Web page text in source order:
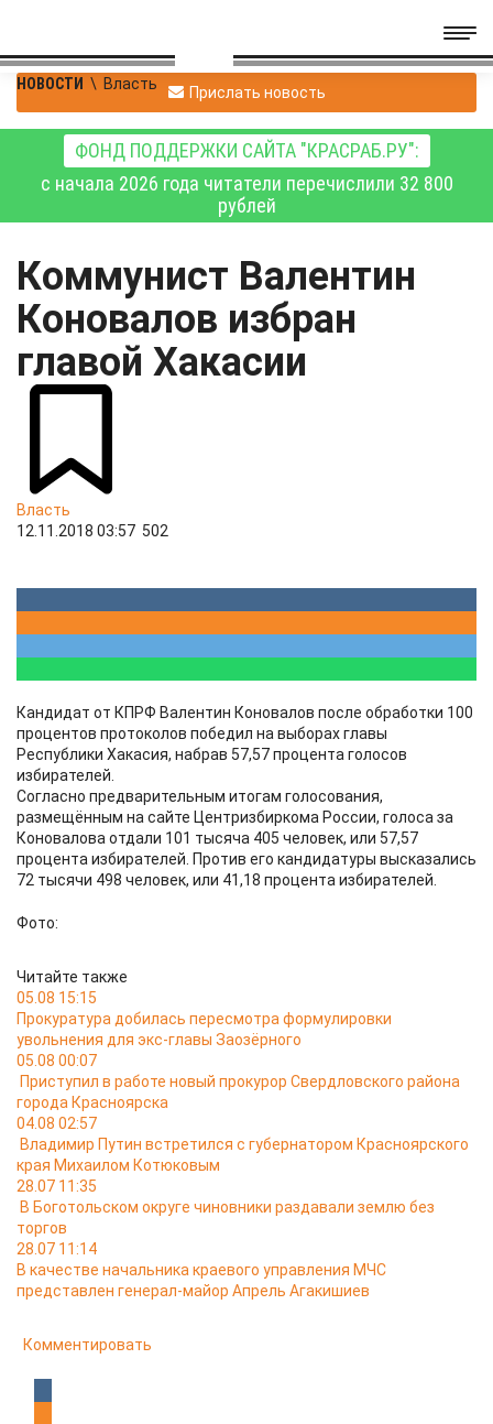
НОВОСТИ \ Власть Прислать новость
ФОНД ПОДДЕРЖКИ САЙТА "КРАСРАБ.РУ":
с начала 2026 года читатели перечислили 32 800
рублей
Коммунист Валентин
Коновалов избран
главой Хакасии
Власть
12.11.2018 03:57 502
Кандидат от КПРФ Валентин Коновалов после обработки 100
процентов протоколов победил на выборах главы
Республики Хакасия, набрав 57,57 процента голосов
избирателей.
Согласно предварительным итогам голосования,
размещённым на сайте Центризбиркома России, голоса за
Коновалова отдали 101 тысяча 405 человек, или 57,57
процента избирателей. Против его кандидатуры высказались
72 тысячи 498 человек, или 41,18 процента избирателей.
Фото:
Читайте также
05.08 15:15
Прокуратура добилась пересмотра формулировки
увольнения для экс-главы Заозёрного
05.08 00:07
Приступил в работе новый прокурор Свердловского района
города Красноярска
04.08 02:57
Владимир Путин встретился с губернатором Красноярского
края Михаилом Котюковым
28.07 11:35
В Боготольском округе чиновники раздавали землю без
торгов
28.07 11:14
В качестве начальника краевого управления МЧС
представлен генерал-майор Апрель Агакишиев
Комментировать